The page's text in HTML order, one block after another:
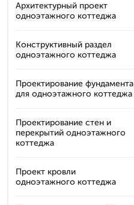
Архитектурный проект
одноэтажного коттеджа
Конструктивный раздел
одноэтажного коттеджа
Проектирование фундамента
для одноэтажного коттеджа
Проектирование стен и
перекрытий одноэтажного
коттеджа
Проект кровли
одноэтажного коттеджа